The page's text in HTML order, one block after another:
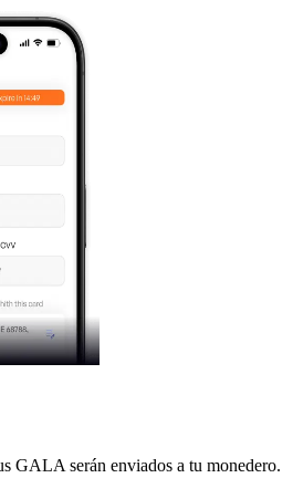
GALA serán enviados a tu monedero.